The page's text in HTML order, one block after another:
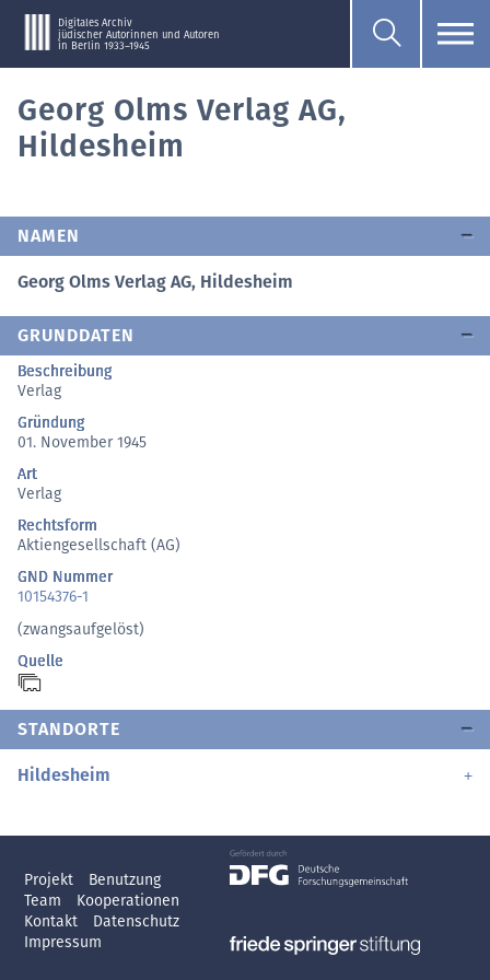
Digitales Archiv
jüdischer Autorinnen und Autoren
in Berlin 1933–1945
Georg Olms Verlag AG,
Hildesheim
NAMEN
Georg Olms Verlag AG, Hildesheim
GRUNDDATEN
Beschreibung
Verlag
Gründung
01. November 1945
Art
Verlag
Rechtsform
Aktiengesellschaft (AG)
GND Nummer
10154376-1
(zwangsaufgelöst)
Quelle
STANDORTE
Hildesheim
Projekt
Benutzung
Team
Kooperationen
Kontakt
Datenschutz
Impressum